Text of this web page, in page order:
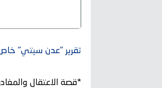
تقرير "عدن سيتي"
*قصة الاعتقال